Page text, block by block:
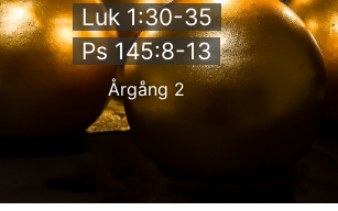
Luk 1:30-35
Ps 145:8-13
Årgång 2